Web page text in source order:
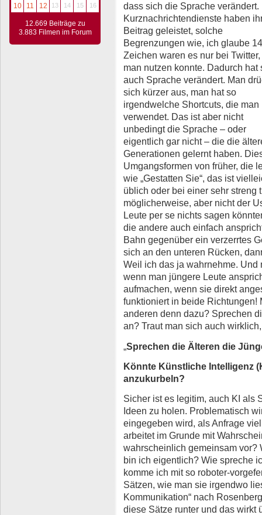
10
11 12 13 14 15 16
12.669 Beiträge zu
3.883 Filmen im Forum
dass sich die Sprache verändert.
Kurznachrichtendienste haben
Beitrag geleistet, solche
Begrenzungen wie, ich glaube
Zeichen waren es nur bei
man nutzen konnte. Dadurch hat
auch Sprache verändert. Man
sich kürzer aus, man hat so
irgendwelche Shortcuts, die man
verwendet. Das ist aber nicht
unbedingt die Sprache – oder
eigentlich gar nicht – die die
Generationen gelernt haben.
Umgangsformen von früher, die
wie „Gestatten Sie“, das ist
üblich oder bei einer sehr streng
möglicherweise, aber nicht der
Leute per se nichts sagen
die andere auch einfach
Bahn gegenüber ein verzerrtes
sich an den unteren Rücken,
Weil ich das ja wahrnehme. Und
wenn man jüngere Leute
aufmachen, wenn sie direkt
funktioniert in beide Richtungen!
anderen denn dazu? Sprechen
an? Traut man sich auch
Sprechen die Älteren die
Könnte Künstliche Intelligenz
anzukurbeln?
Sicher ist es legitim, auch KI als
Ideen zu holen. Problematisch
eingegeben wird, als Anfrage
arbeitet im Grunde mit
wahrscheinlich gemeinsam vor?
bin ich eigentlich? Wie spreche
komme ich mit so roboter-
Sätzen, wie man sie irgendwo
Kommunikation“ nach
diese Sätze runter und das wirkt